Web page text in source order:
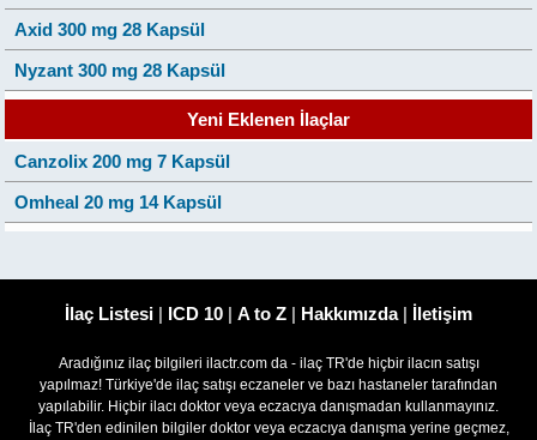
Axid 300 mg 28 Kapsül
Nyzant 300 mg 28 Kapsül
Yeni Eklenen İlaçlar
Canzolix 200 mg 7 Kapsül
Omheal 20 mg 14 Kapsül
İlaç Listesi | ICD 10 | A to Z | Hakkımızda| İletişim
Aradığınız ilaç bilgileri ilactr.com da - ilaç TR'de hiçbir ilacın satışı
yapılmaz! Türkiye'de ilaç satışı eczaneler ve bazı hastaneler tarafından
yapılabilir. Hiçbir ilacı doktor veya eczacıya danışmadan kullanmayınız.
İlaç TR'den edinilen bilgiler doktor veya eczacıya danışma yerine geçmez,